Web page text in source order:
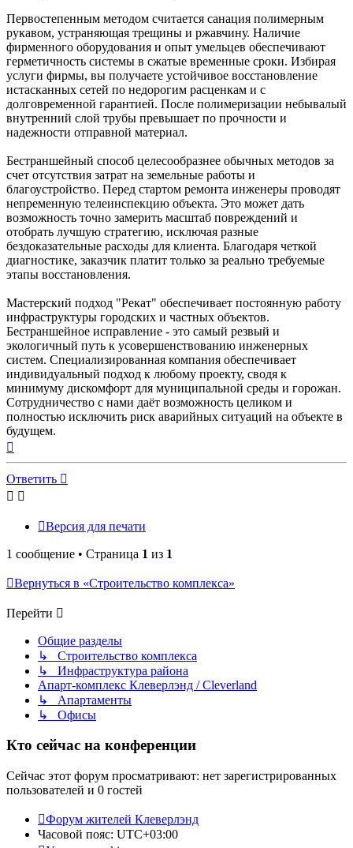
Первостепенным методом считается санация полимерным
рукавом, устраняющая трещины и ржавчину. Наличие
фирменного оборудования и опыт умельцев обеспечивают
герметичность системы в сжатые временные сроки. Избирая
услуги фирмы, вы получаете устойчивое восстановление
истасканных сетей по недорогим расценкам и с
долговременной гарантией. После полимеризации небывалый
внутренний слой трубы превышает по прочности и
надежности отправной материал.
Бестраншейный способ целесообразнее обычных методов за
счет отсутствия затрат на земельные работы и
благоустройство. Перед стартом ремонта инженеры проводят
непременную телеинспекцию объекта. Это может дать
возможность точно замерить масштаб повреждений и
отобрать лучшую стратегию, исключая разные
бездоказательные расходы для клиента. Благодаря четкой
диагностике, заказчик платит только за реально требуемые
этапы восстановления.
Мастерский подход "Рекат" обеспечивает постоянную работу
инфраструктуры городских и частных объектов.
Бестраншейное исправление - это самый резвый и
экологичный путь к усовершенствованию инженерных
систем. Специализированная компания обеспечивает
индивидуальный подход к любому проекту, сводя к
минимуму дискомфорт для муниципальной среды и горожан.
Сотрудничество с нами даёт возможность целиком и
полностью исключить риск аварийных ситуаций на объекте в
будущем.
началу
Ответить
Версия для печати
1 сообщение • Страница 1 из 1
Вернуться в «Строительство комплекса»
Перейти
Общие разделы
↳ Строительство комплекса
↳ Инфраструктура района
Апарт-комплекс Клеверлэнд / Cleverland
↳ Апартаменты
↳ Офисы
Кто сейчас на конференции
Сейчас этот форум просматривают: нет зарегистрированных
пользователей и 0 гостей
Форум жителей Клеверлэнд
Часовой пояс: UTC+03:00